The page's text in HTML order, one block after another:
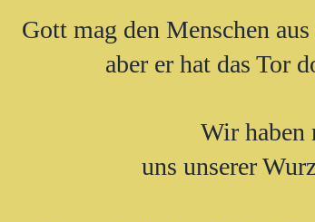
Gott mag den Menschen
aber er hat das Tor
Wir haben
uns unserer